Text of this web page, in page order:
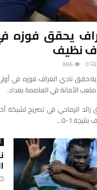
يحقق فوزه
نظيف
0
896
نادي الغراف فوزه في
الأمانة في العاصمة بغداد.
رائد الرماحي في تصريح لشبكة
1-0…